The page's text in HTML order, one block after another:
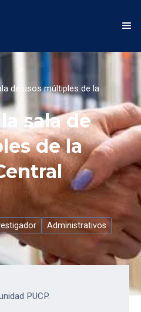
de usos múltiples de la
sala de
de la
Administrativos
PUCP.